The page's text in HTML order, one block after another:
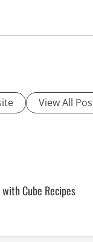
View All
Cube Recipes